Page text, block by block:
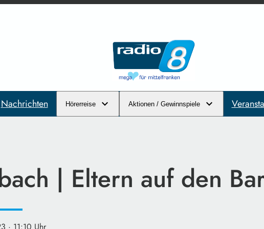
Nachrichten Hörerreise Aktionen / Gewinnspiele
| Eltern auf den